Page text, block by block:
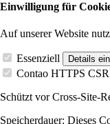
Einwilligung für
Auf unserer Website
Essenziell Details
Contao HTTPS
Schützt vor Cross-Site-
Speicherdauer: Dieses